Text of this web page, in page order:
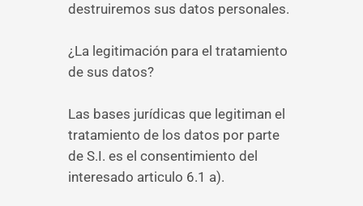
destruiremos sus datos personales.
¿La legitimación para el tratamiento
de sus datos?
Las bases jurídicas que legitiman el
tratamiento de los datos por parte
de S.I. es el consentimiento del
interesado articulo 6.1 a).